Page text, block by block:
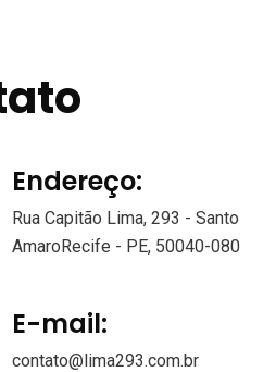
Endereço:
Rua Capitão Lima, 293 - Santo
AmaroRecife - PE, 50040-080
E-mail:
contato@lima293.com.br